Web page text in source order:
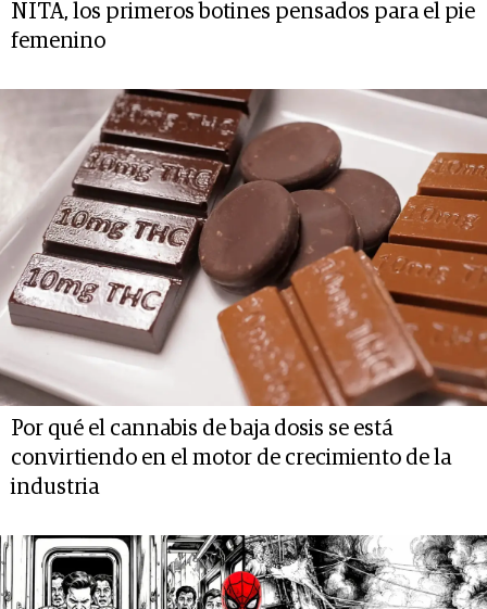
NITA, los primeros botines pensados para el pie
femenino
Por qué el cannabis de baja dosis se está
convirtiendo en el motor de crecimiento de la
industria